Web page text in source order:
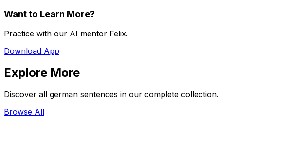
Want to Learn More?
Practice with our AI mentor Felix.
Download App
Explore More
Discover all german sentences in our complete collection.
Browse All